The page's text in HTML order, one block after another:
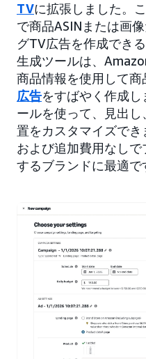
TVに拡張しました。
で商品ASINまたは画
グTV広告を作成でき
生成ツールは、
商品情報を使用して
広告をすばやく作成
ールを使って、見出
置をカスタマイズで
および追加費用なし
するブランドに最適で